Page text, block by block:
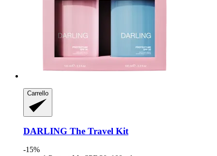
Carrello
DARLING The Travel Kit
-15%